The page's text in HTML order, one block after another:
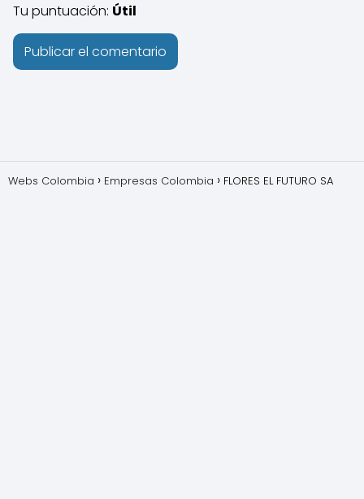
Tu puntuación: Útil
Webs Colombia Empresas Colombia FLORES EL FUTURO SA